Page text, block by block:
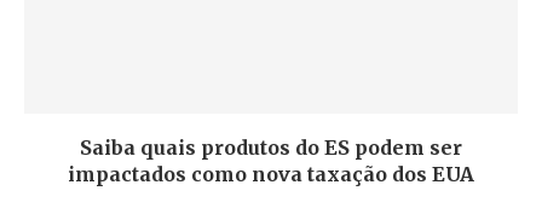
Saiba quais produtos do ES podem ser
impactados como nova taxação dos EUA